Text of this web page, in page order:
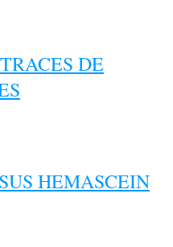
DE
HEMASCEIN